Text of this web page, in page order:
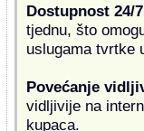
Dostupnost 24/7
tjednu, što
uslugama tvrtke
Povećanje
vidljivije na
kupaca.